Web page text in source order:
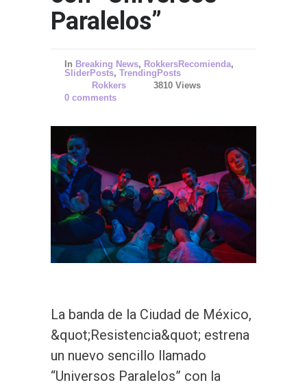
Paralelos”
In Breaking News, RokkersRecomienda,
SliderPosts, TrendingPosts
Rokkers
3810 Views
0 comments
La banda de la Ciudad de México,
&quot;Resistencia&quot; estrena
un nuevo sencillo llamado
“Universos Paralelos” con la